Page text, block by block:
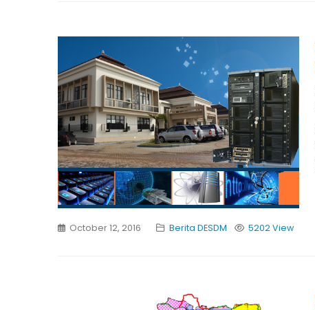
October 12, 2016 Berita DESDM 5202 View